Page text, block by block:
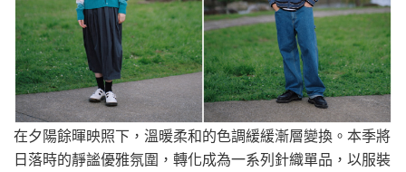
在夕陽餘暉映照下，溫暖柔和的色調緩緩漸層變換。本季將
日落時的靜謐優雅氛圍，轉化成為一系列針織單品，以服裝